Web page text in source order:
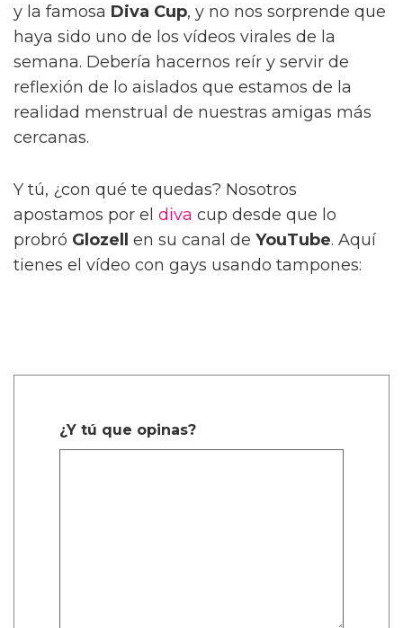
y la famosa Diva Cup, y no nos sorprende que
haya sido uno de los vídeos virales de la
semana. Debería hacernos reír y servir de
reflexión de lo aislados que estamos de la
realidad menstrual de nuestras amigas más
cercanas.
Y tú, ¿con qué te quedas? Nosotros
apostamos por el diva cup desde que lo
probró Glozell en su canal de YouTube. Aquí
tienes el vídeo con gays usando tampones:
¿Y tú que opinas?